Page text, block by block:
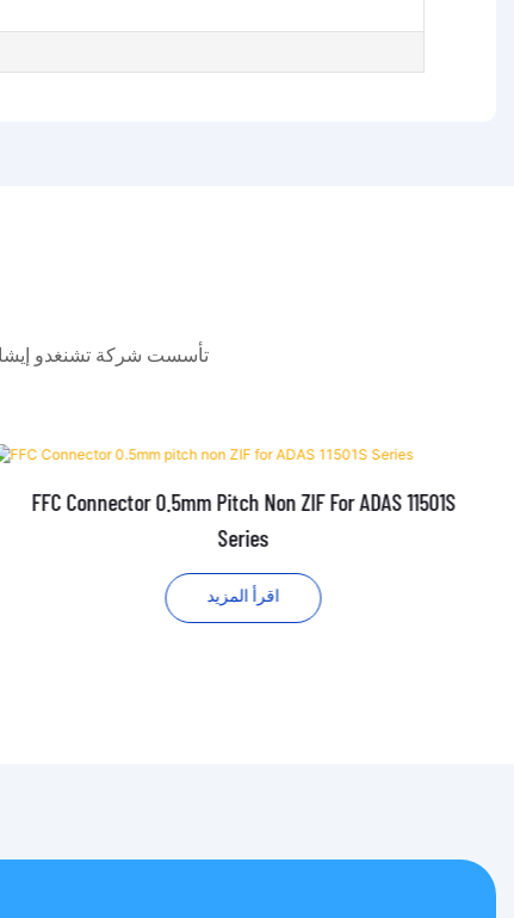
FFC Connector 0.5mm Pitch Non ZIF For ADAS 11501S
Series
اقرأ المزيد